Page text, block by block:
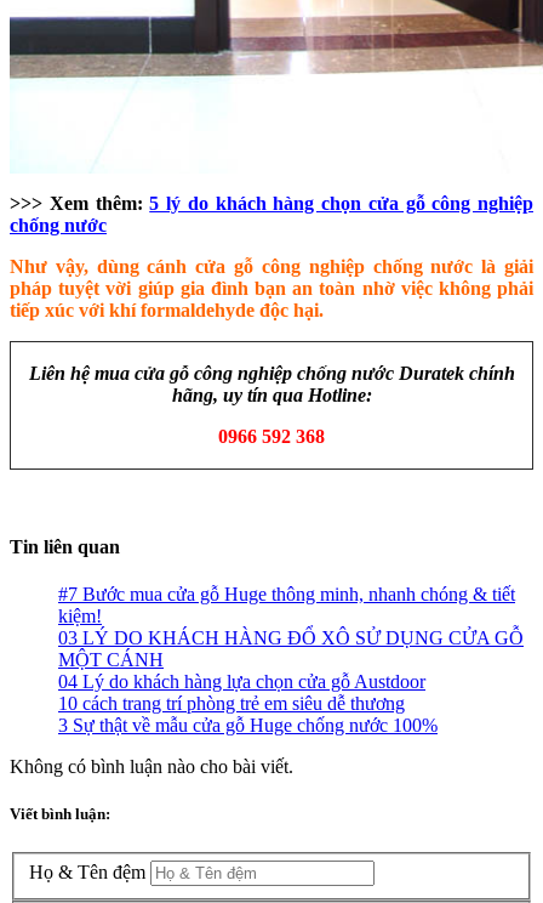
>>> Xem thêm:5 lý do khách hàng chọn cửa gỗ công nghiệp
chống nước
Như vậy, dùng cánh cửa gỗ công nghiệp chống nước là giải
pháp tuyệt vời giúp gia đình bạn an toàn nhờ việc không phải
tiếp xúc với khí formaldehyde độc hại.
Liên hệ mua cửa gỗ công nghiệp chống nước Duratek chính
hãng, uy tín qua Hotline:
0966 592 368
Tin liên quan
#7 Bước mua cửa gỗ Huge thông minh, nhanh chóng & tiết
kiệm!
03 LÝ DO KHÁCH HÀNG ĐỔ XÔ SỬ DỤNG CỬA GỖ
MỘT CÁNH
04 Lý do khách hàng lựa chọn cửa gỗ Austdoor
10 cách trang trí phòng trẻ em siêu dễ thương
3 Sự thật về mẫu cửa gỗ Huge chống nước 100%
Không có bình luận nào cho bài viết.
Viết bình luận:
Họ & Tên đệm